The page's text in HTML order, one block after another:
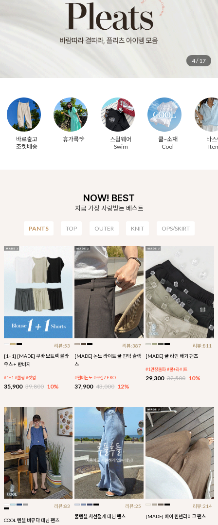
5/17
바로출고
조켓배송
휴가룩🌴
스윔웨어
Swim
쿨~소재
Cool
바
NOW! BEST
지금 가장 사랑받는 베스트
PANTS TOP OUTER KNIT OPS/SKIRT
리뷰:53
[1+1] [MADE] 쿠바 보트넥 블라
우스 + 반바지
#1+1 #쿨링 #셋업
35,900 39,800 10%
리뷰:387
[MADE] 논노 라이트 쿨 핀턱 슬랙
스
#썸머논노 #구김ZERO
37,900 43,000 12%
리뷰:811
[MADE] 쿨 라인 배기 팬츠
#1만장돌파 #쿨+라이트
29,300 32,500 10%
리뷰:83
COOL 텐셀 버뮤다 데님 팬츠
리뷰:25
쿨텐셀 사선절개 데님 팬츠
리뷰:214
[MADE] 베이 린넨라이크 팬츠